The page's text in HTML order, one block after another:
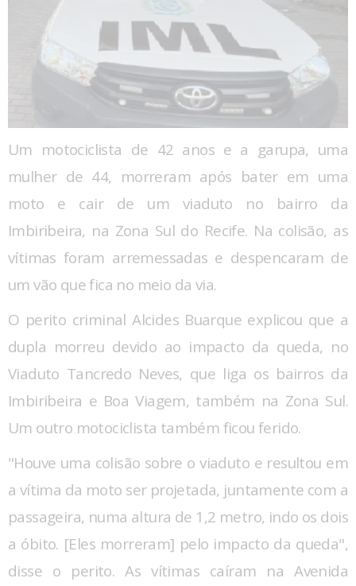
Um motociclista de 42 anos e a garupa, uma
mulher de 44, morreram após bater em uma
moto e cair de um viaduto no bairro da
Imbiribeira, na Zona Sul do Recife. Na colisão, as
vítimas foram arremessadas e despencaram de
um vão que fica no meio da via.
O perito criminal Alcides Buarque explicou que a
dupla morreu devido ao impacto da queda, no
Viaduto Tancredo Neves, que liga os bairros da
Imbiribeira e Boa Viagem, também na Zona Sul.
Um outro motociclista também ficou ferido.
"Houve uma colisão sobre o viaduto e resultou em
a vítima da moto ser projetada, juntamente com a
passageira, numa altura de 1,2 metro, indo os dois
a óbito. [Eles morreram] pelo impacto da queda",
disse o perito. As vítimas caíram na Avenida